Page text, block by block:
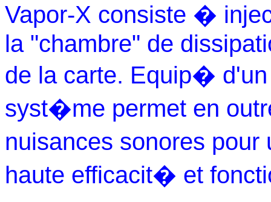
Vapor-X consiste �
la "chambre" de
de la carte. Equip�
syst�me permet en
nuisances sonores
haute efficacit� et